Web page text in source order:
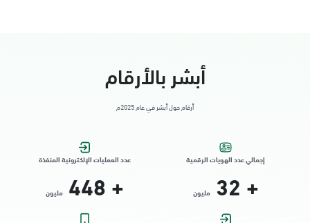
أبشر بالأرقام
أرقام حول أبشر في عام 2025م
إجمالي عدد الهويات الرقمية
+
32 مليون
عدد العمليات الإلكترونية المنفذة
+
448 مليون